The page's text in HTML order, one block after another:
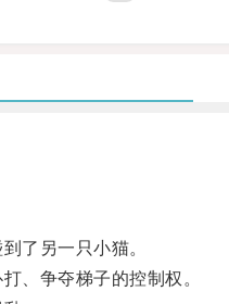
了另一只小猫。
、争夺梯子的控制权。